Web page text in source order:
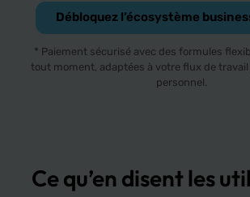
Débloquez l’écosystème
* Paiement sécurisé avec des formules
tout moment, adaptées à votre flux de
personnel.
Ce qu’en disent les